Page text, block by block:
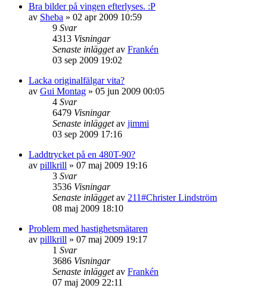
Bra bilder på vingen efterlyses. :P
av Sheba » 02 apr 2009 10:59
9 Svar
4313 Visningar
Senaste inläggetav Frankén
03 sep 2009 19:02
Lacka originalfälgar vita?
av Gui Montag » 05 jun 2009 00:05
4 Svar
6479 Visningar
Senaste inläggetav jimmi
03 sep 2009 17:16
Laddtrycket på en 480T-90?
av pillkrill » 07 maj 2009 19:16
3 Svar
3536 Visningar
Senaste inläggetav 211#Christer Lindström
08 maj 2009 18:10
Problem med hastighetsmätaren
av pillkrill » 07 maj 2009 19:17
1 Svar
3686 Visningar
Senaste inläggetav Frankén
07 maj 2009 22:11